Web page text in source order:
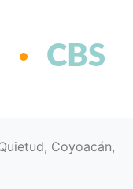
CBS
Coyoacán,